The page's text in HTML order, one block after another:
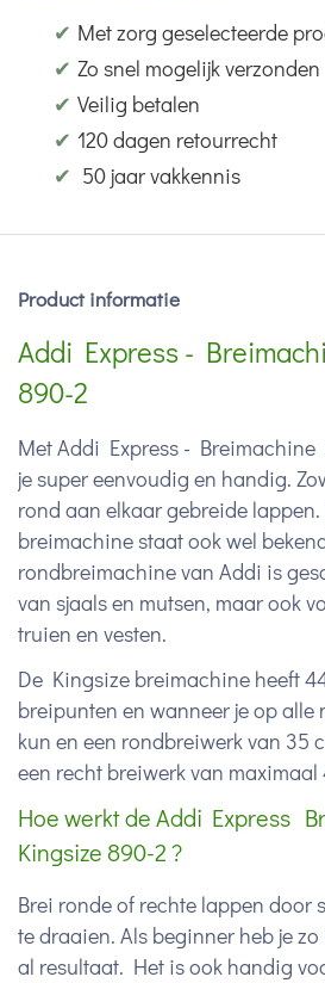
✔ Met zorg geselecteerde
✔ Zo snel mogelijk verzonden
✔ Veilig betalen
✔ 120 dagen retourrecht
✔ 50 jaar vakkennis
Product informatie
Addi Express -
890-2
Met Addi Express -
je super eenvoudig en handig.
rond aan elkaar gebreide
breimachine staat ook wel
rondbreimachine van Addi is
van sjaals en mutsen, maar ook
truien en vesten.
De Kingsize breimachine heeft
breipunten en wanneer je op alle
kun en een rondbreiwerk van 35
een recht breiwerk van maximaal
Hoe werkt de Addi Express
Kingsize 890-2 ?
Brei ronde of rechte lappen door
te draaien. Als beginner heb je
al resultaat. Het is ook handig